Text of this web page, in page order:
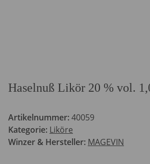
Haselnuß Likör 20 % vol.
Artikelnummer:40059
Kategorie: Liköre
Winzer & Hersteller: MAGEVIN